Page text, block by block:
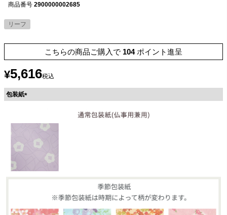
商品番号 2900000002685
リーフ
こちらの商品ご購入で 104 ポイント進呈
¥5,616税込
包装紙
須